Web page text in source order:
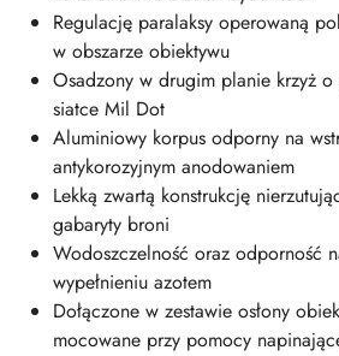
Regulację paralaksy operowaną
w obszarze obiektywu
Osadzony w drugim planie krzyż
siatce Mil Dot
Aluminiowy korpus odporny na
antykorozyjnym anodowaniem
Lekką zwartą konstrukcję
gabaryty broni
Wodoszczelność oraz odporność
wypełnieniu azotem
Dołączone w zestawie osłony
mocowane przy pomocy